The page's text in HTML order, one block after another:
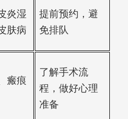
炎湿
肤病
提前预约，避
免排队
瘢痕
了解手术流
程，做好心理
准备